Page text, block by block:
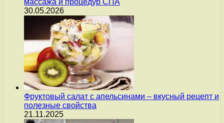
массажа и процедур СПА
30.05.2026
Фруктовый салат с апельсинами – вкусный рецепт и
полезные свойства
21.11.2025